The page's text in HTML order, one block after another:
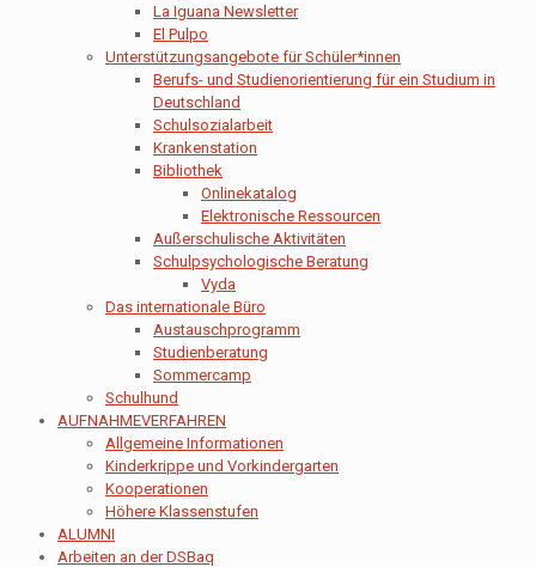
La Iguana Newsletter
El Pulpo
Unterstützungsangebote für Schüler*innen
Berufs- und Studienorientierung für ein Studium in
Deutschland
Schulsozialarbeit
Krankenstation
Bibliothek
Onlinekatalog
Elektronische Ressourcen
Außerschulische Aktivitäten
Schulpsychologische Beratung
Vyda
Das internationale Büro
Austauschprogramm
Studienberatung
Sommercamp
Schulhund
AUFNAHMEVERFAHREN
Allgemeine Informationen
Kinderkrippe und Vorkindergarten
Kooperationen
Höhere Klassenstufen
ALUMNI
Arbeiten an der DSBaq